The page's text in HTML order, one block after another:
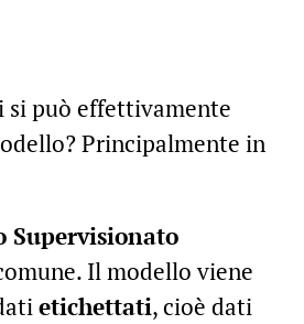
si può effettivamente
Principalmente in
Supervisionato
Il modello viene
etichettati, cioè dati